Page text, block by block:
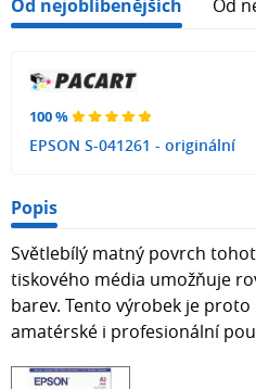
Od nejoblíbenějších Od
100 %
EPSON S-041261 - originální
Popis
Světlebílý matný povrch
tiskového média umožňuje
barev. Tento výrobek je
amatérské i profesionální